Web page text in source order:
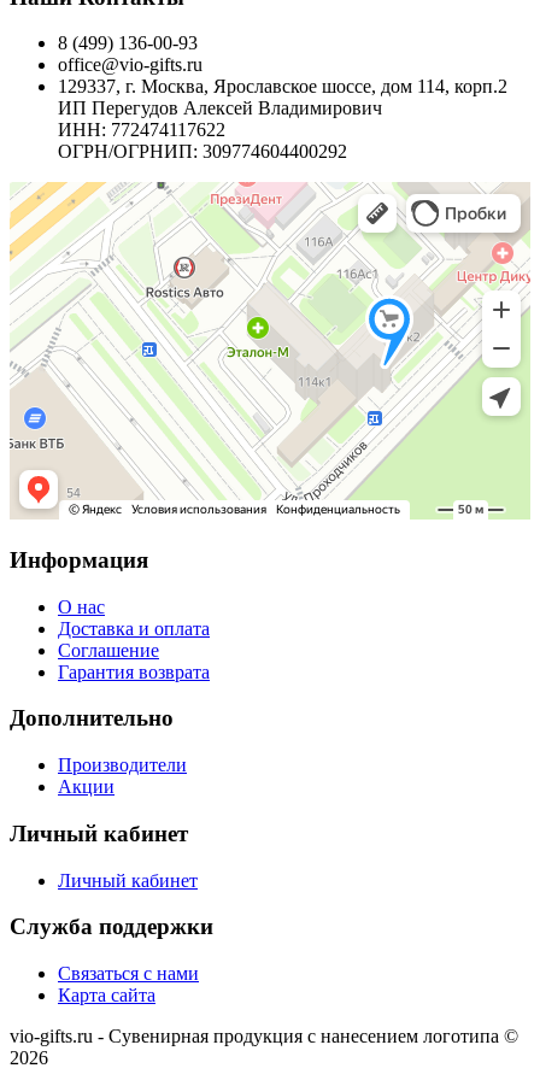
8 (499) 136-00-93
office@vio-gifts.ru
129337, г. Москва, Ярославское шоссе, дом 114, корп.2
ИП Перегудов Алексей Владимирович
ИНН: 772474117622
ОГРН/ОГРНИП: 309774604400292
Информация
О нас
Доставка и оплата
Соглашение
Гарантия возврата
Дополнительно
Производители
Акции
Личный кабинет
Личный кабинет
Служба поддержки
Связаться с нами
Карта сайта
vio-gifts.ru - Сувенирная продукция с нанесением логотипа ©
2026